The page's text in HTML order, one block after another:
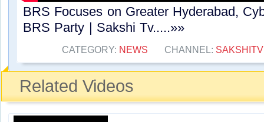
BRS Focuses on Greater Hyderabad,
BRS Party | Sakshi Tv.....»»
CATEGORY: NEWS CHANNEL: SAKSHITV
Related Videos